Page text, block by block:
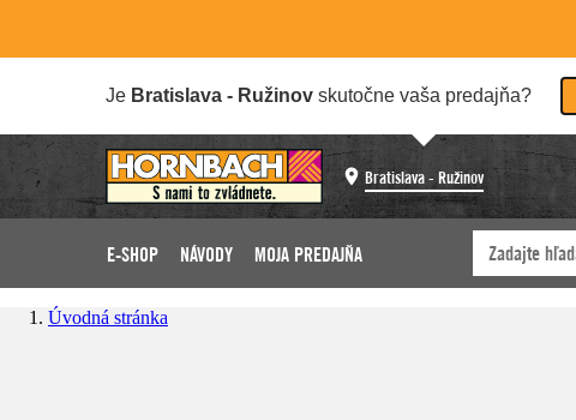
Je Bratislava - Ružinov skutočne vaša predajňa?
Bratislava - Ružinov
E-SHOP NÁVODY MOJA PREDAJŇA
Úvodná stránka